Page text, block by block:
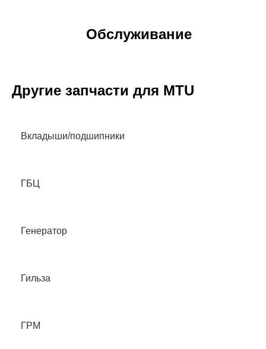
Обслуживание
Другие запчасти для MTU
Вкладыши/подшипники
ГБЦ
Генератор
Гильза
ГРМ